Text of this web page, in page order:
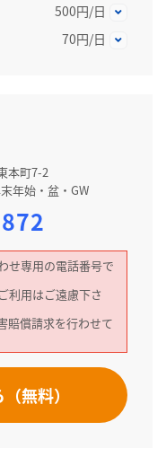
500円/日
70円/日
本町7-2
年始・盆・GW
せ専用の電話番号で
利用はご遠慮下さ
賠償請求を行わせて
無料）